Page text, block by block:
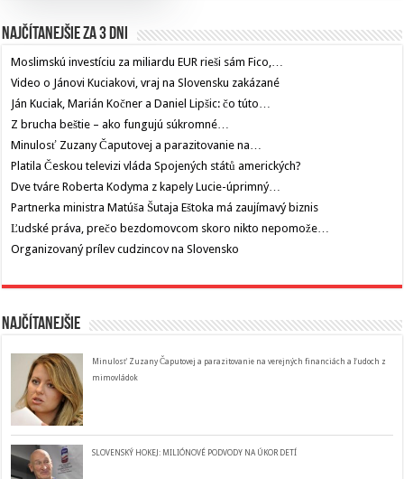
Najčítanejšie za 3 dni
Moslimskú investíciu za miliardu EUR rieši sám Fico,…
Video o Jánovi Kuciakovi, vraj na Slovensku zakázané
Ján Kuciak, Marián Kočner a Daniel Lipšic: čo túto…
Z brucha beštie – ako fungujú súkromné…
Minulosť Zuzany Čaputovej a parazitovanie na…
Platila Českou televizi vláda Spojených států amerických?
Dve tváre Roberta Kodyma z kapely Lucie-úprimný…
Partnerka ministra Matúša Šutaja Eštoka má zaujímavý biznis
Ľudské práva, prečo bezdomovcom skoro nikto nepomože…
Organizovaný prílev cudzincov na Slovensko
Najčítanejšie
Minulosť Zuzany Čaputovej a parazitovanie na verejných financiách a ľudoch z
mimovládok
SLOVENSKÝ HOKEJ: MILIÓNOVÉ PODVODY NA ÚKOR DETÍ